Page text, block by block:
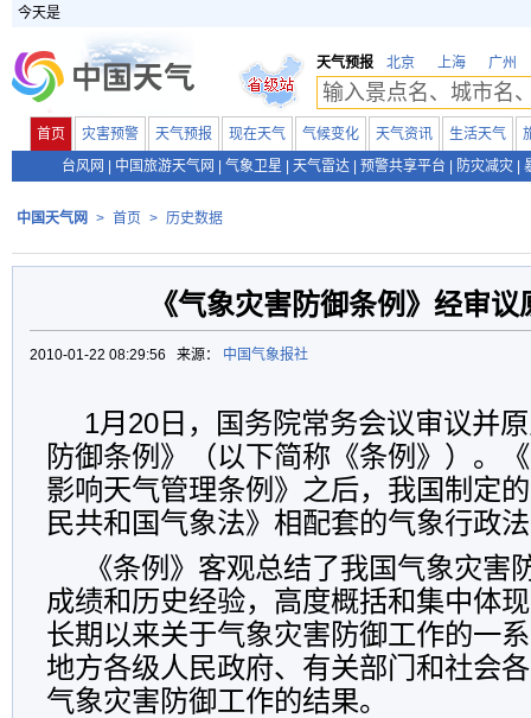
今天是
天气预报 北京 上海 广州
首页 灾害预警 天气预报 现在天气 气候变化 天气资讯 生活天气
台风网
中国旅游天气网 气象卫星 天气雷达 预警共享平台 防灾减灾
中国天气网 > 首页 > 历史数据
《气象灾害防御条例》经审议
2010-01-22 08:29:56 来源： 中国气象报社
1月20日，国务院常务会议审议并
防御条例》（以下简称《条例》）。
影响天气管理条例》之后，我国制定
民共和国气象法》相配套的气象行政
《条例》客观总结了我国气象灾害
成绩和历史经验，高度概括和集中体
长期以来关于气象灾害防御工作的一
地方各级人民政府、有关部门和社会
气象灾害防御工作的结果。